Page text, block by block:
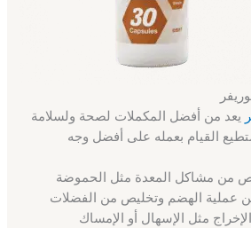
يعد من أفضل المكملات لصحة ولسلامة
القيام بعمله على أفضل وجه
من مشاكل المعدة مثل الحموضة
عملية الهضم وتخليص من الفضلات
مثل الإسهال أو الإمساك